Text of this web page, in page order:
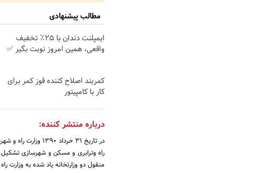
مطالب پیشنهادی
ایمپلنت دندان با ۲۵٪ تخفیف
واقعی، همین امروز نوبت بگیر ✅
کمربند اصلاح کننده قوز کمر برای
کار با کامپیتور
درباره منتشر کننده:
در تاریخ 31 خرداد
راه وترابری و مسکن و شهرسازی تشکیل
منقول دو وزارتخانه یاد شده به وزارت